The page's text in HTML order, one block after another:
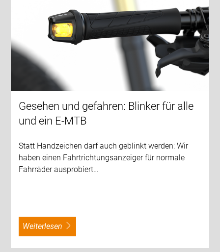
Gesehen und gefahren: Blinker für alle
und ein E-MTB
Statt Handzeichen darf auch geblinkt werden: Wir
haben einen Fahrtrichtungsanzeiger für normale
Fahrräder ausprobiert…
weiterlesen